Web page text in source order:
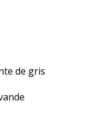
de gris